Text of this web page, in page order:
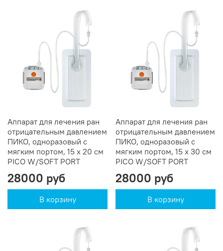
Аппарат для лечения ран
отрицательным давлением
ПИКО, одноразовый c
мягким портом, 15 х 20 см
PICO W/SOFT PORT
28000 руб
В корзину
Аппарат для лечения ран
отрицательным давлением
ПИКО, одноразовый c
мягким портом, 15 х 30 см
PICO W/SOFT PORT
28000 руб
В корзину